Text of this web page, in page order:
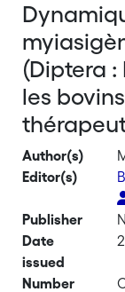
(Diptera
les
Author(s)
Editor(s)
Publisher
Date
issued
Number